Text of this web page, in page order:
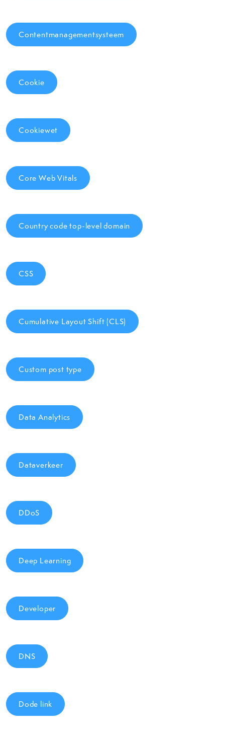
Contentmanagementsysteem
Cookie
Cookiewet
Core Web Vitals
Country code top-level domain
CSS
Cumulative Layout Shift (CLS)
Custom post type
Data Analytics
Dataverkeer
DDoS
Deep Learning
Developer
DNS
Dode link